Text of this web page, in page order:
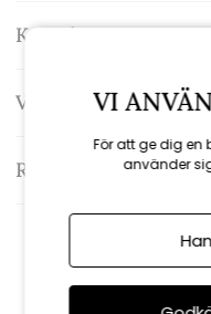
Kontakta oss
Varumärke: Houe
Recensioner
VI
För att ge dig en
använder